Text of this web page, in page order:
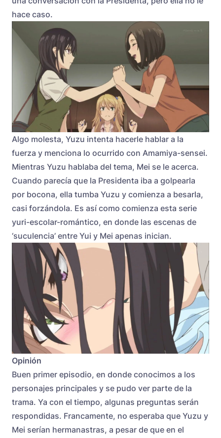
hace caso.
Algo molesta, Yuzu intenta hacerle hablar a la
fuerza y menciona lo ocurrido con Amamiya-sensei.
Mientras Yuzu hablaba del tema, Mei se le acerca.
Cuando parecía que la Presidenta iba a golpearla
por bocona, ella tumba Yuzu y comienza a besarla,
casi forzándola. Es así como comienza esta serie
yuri-escolar-romántico, en donde las escenas de
‘suculencia’ entre Yui y Mei apenas inician.
Opinión
Buen primer episodio, en donde conocimos a los
personajes principales y se pudo ver parte de la
trama. Ya con el tiempo, algunas preguntas serán
respondidas. Francamente, no esperaba que Yuzu y
Mei serían hermanastras, a pesar de que en el